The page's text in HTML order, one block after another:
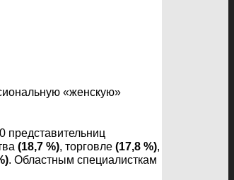
«женскую»
представительниц
(18,7 %), торговле (17,8 %),
. Областным специалисткам